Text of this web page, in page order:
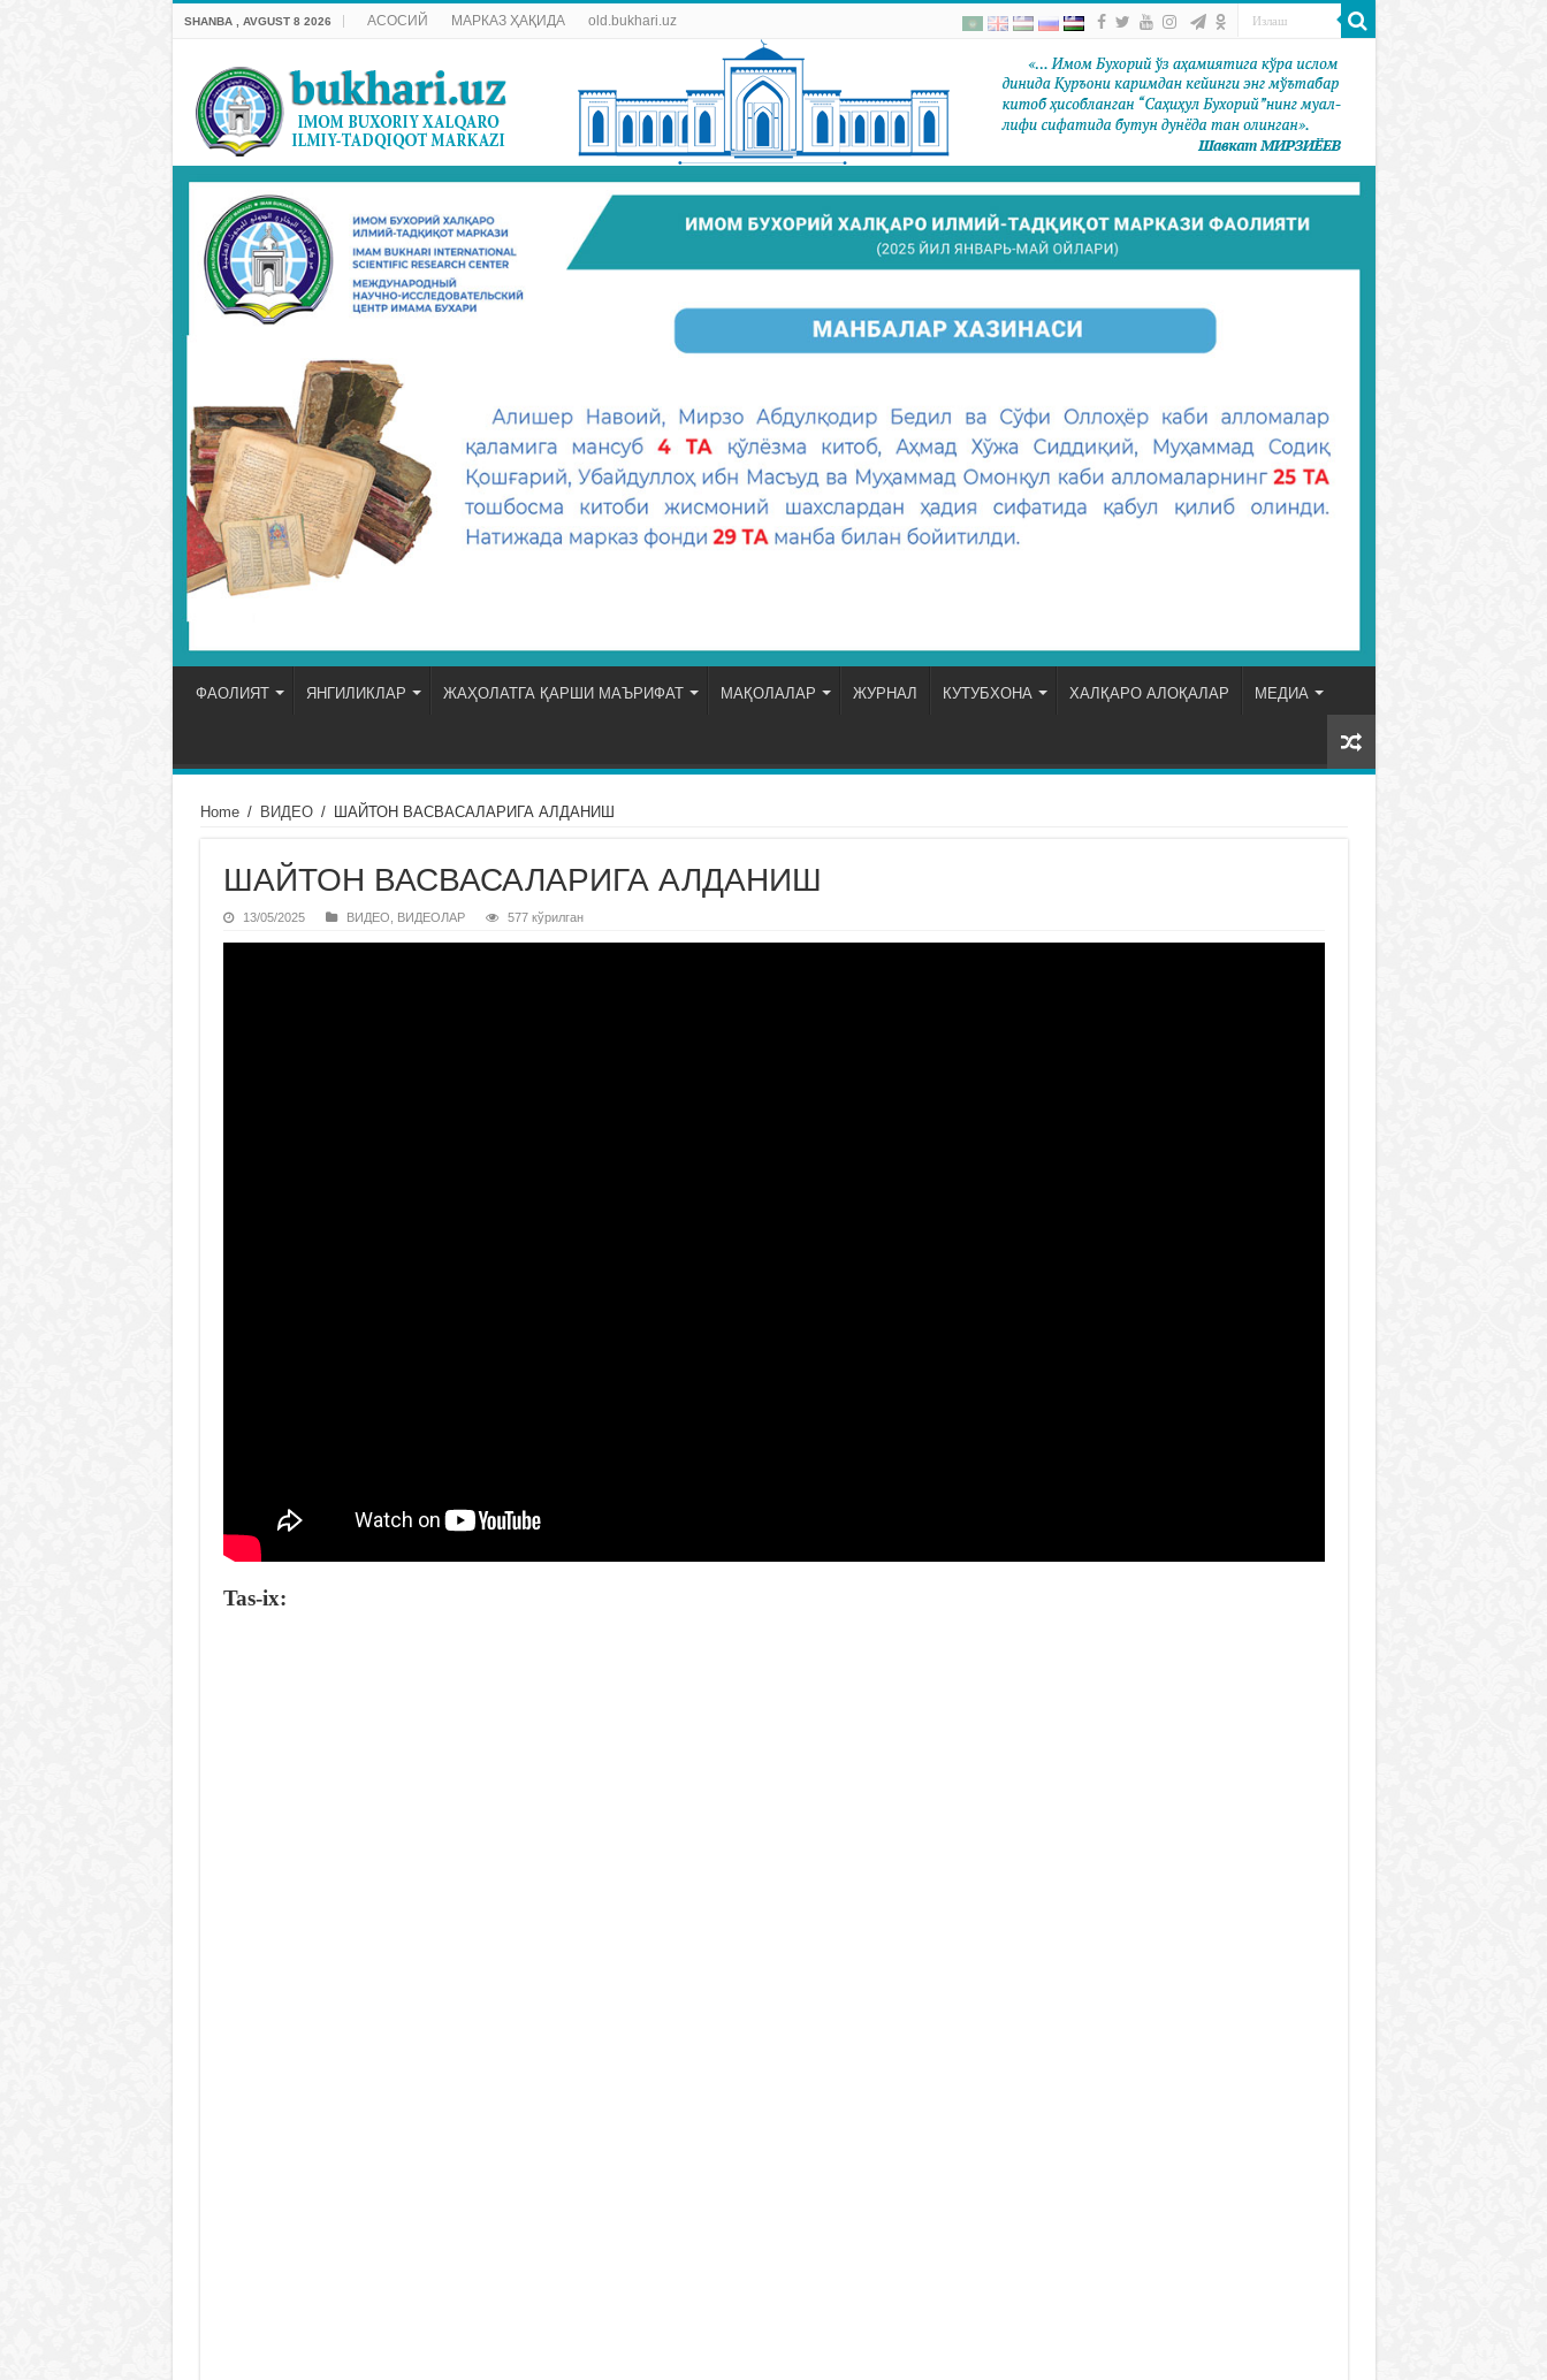
SHANBA , AVGUST 8 2026 АСОСИЙ МАРКАЗ ҲАҚИДА old.bukhari.uz
ФАОЛИЯТ ЯНГИЛИКЛАР ЖАҲОЛАТГА ҚАРШИ МАЪРИФАТ МАҚОЛАЛАР ЖУРНАЛ КУТУБХОНА ХАЛҚАРО АЛОҚАЛАР МЕДИА
Home / ВИДЕО / ШАЙТОН ВАСВАСАЛАРИГА АЛДАНИШ
ШАЙТОН ВАСВАСАЛАРИГА АЛДАНИШ
13/05/2025 ВИДЕО, ВИДЕОЛАР 577 кўрилган
Tas-ix: